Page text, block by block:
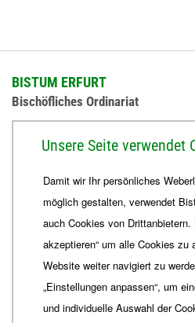
BISTUM ERFURT
Bischöfliches Ordinariat
+49 361 6572-444
ordinariat Bistum-Erfurt.de
Unsere Seite verwendet
Damit wir Ihr persönliches
möglich gestalten, verwendet
auch Cookies von
akzeptieren“ um alle Cookies zu
Website weiter navigiert zu
„Einstellungen anpassen“, um
und individuelle Auswahl der